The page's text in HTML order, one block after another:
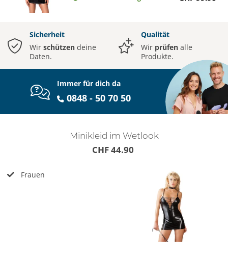
Sicherheit
Wir schützen deine
Daten.
Qualität
Wir prüfen alle
Produkte.
Immer für dich da
0848 - 50 70 50
Minikleid im Wetlook
CHF 44.90
Frauen